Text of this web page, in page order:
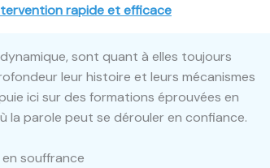
rapide et efficace
sont quant à elles toujours
leur histoire et leurs mécanismes
ici sur des formations éprouvées en
la parole peut se dérouler en confiance.
souffrance